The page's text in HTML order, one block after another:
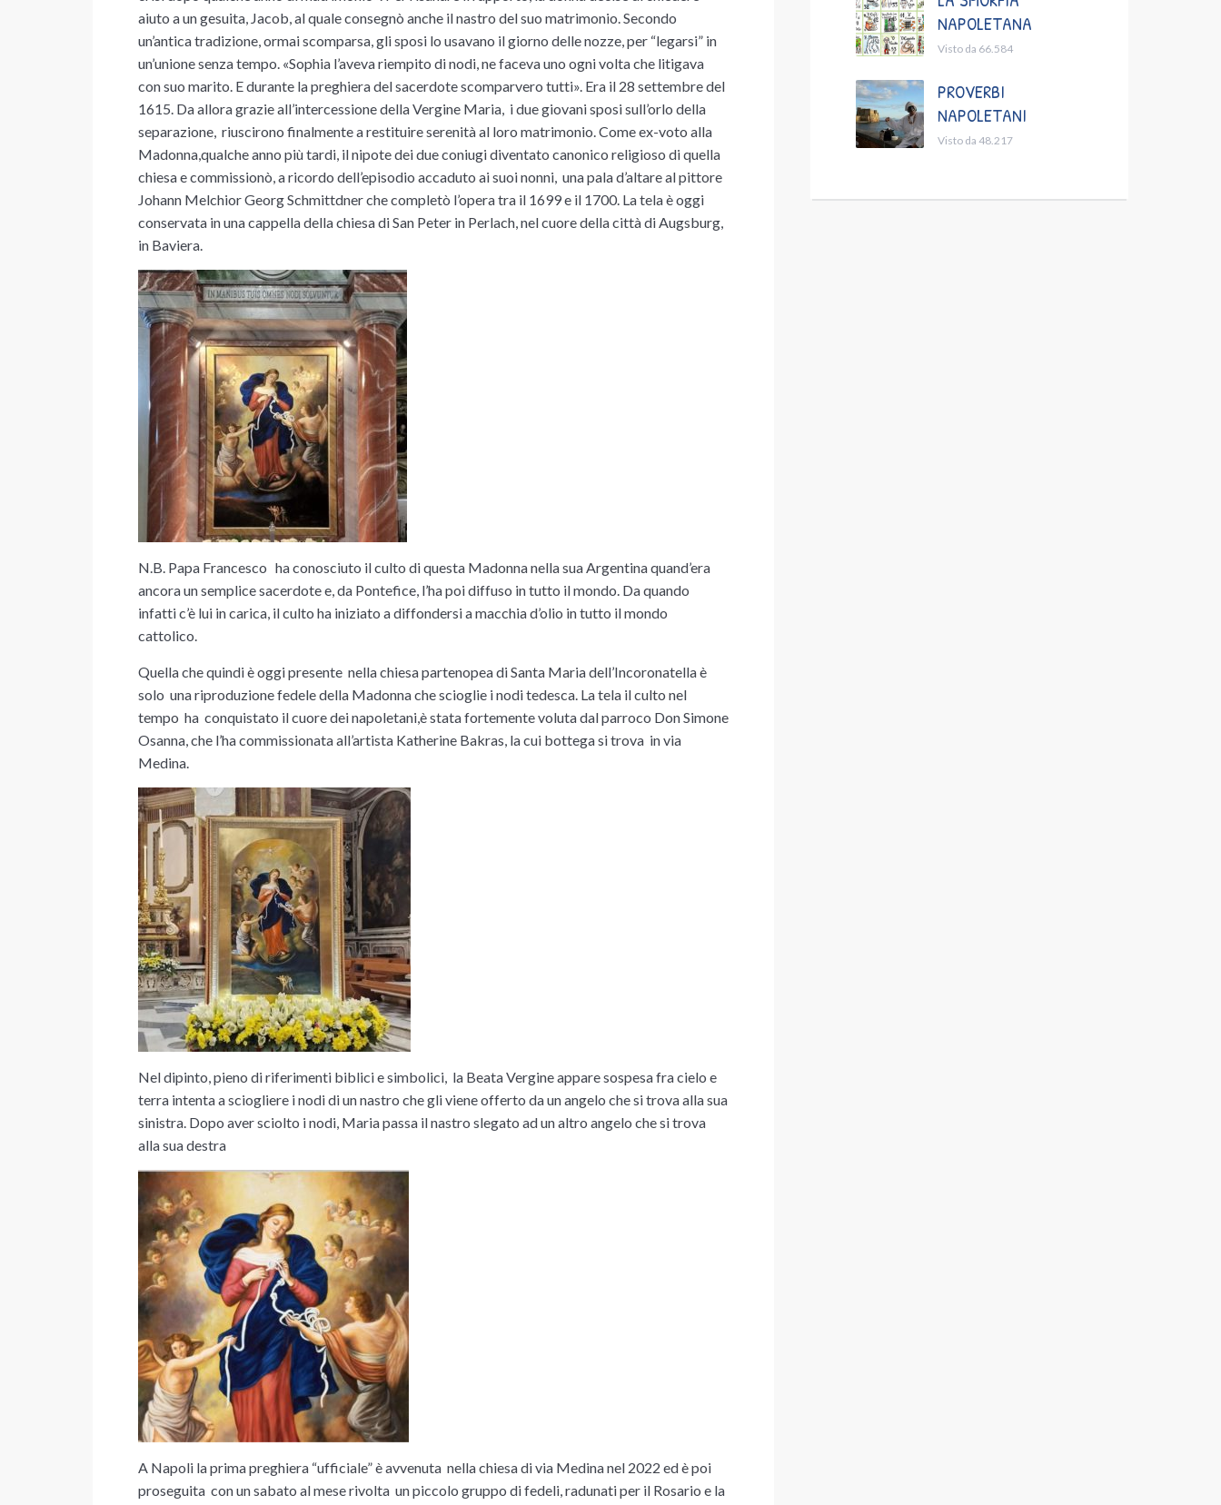
aiuto a un gesuita, Jacob, al quale consegnò anche il nastro del suo matrimonio. Secondo
un’antica tradizione, ormai scomparsa, gli sposi lo usavano il giorno delle nozze, per “legarsi” in
un’unione senza tempo. «Sophia l’aveva riempito di nodi, ne faceva uno ogni volta che litigava
con suo marito. E durante la preghiera del sacerdote scomparvero tutti». Era il 28 settembre del
1615. Da alloragrazie all’intercessione della Vergine Maria, i due giovani sposi sull’orlo della
separazione, riuscirono finalmente a restituire serenità al loro matrimonio. Come ex-voto alla
Madonna,qualche anno più tardi, il nipote dei due coniugi diventato canonico religioso di quella
chiesa e commissionò, a ricordo dell’episodio accaduto ai suoi nonni, una pala d’altare al pittore
Johann Melchior Georg Schmittdner che completò l’opera tra il 1699 e il 1700. La tela è oggi
conservata in una cappella della chiesa di San Peter in Perlach, nel cuore della città di Augsburg,
in Baviera.
N.B. Papa Francesco ha conosciuto il culto di questa Madonna nella sua Argentina quand’era
ancora un semplice sacerdote e, da Pontefice, l’ha poi diffuso in tutto il mondo. Da quando
infatti c’è lui in carica, il culto ha iniziato a diffondersi a macchia d’olio in tutto il mondo
cattolico.
Quella che quindi è oggi presente nella chiesa partenopea diSanta Maria dell’Incoronatellaè
solo unariproduzionefedele della Madonna che scioglie i noditedesca. La tela il culto nel
tempo ha conquistato il cuore dei napoletani,è stata fortemente voluta dalparroco Don Simone
Osanna, che l’ha commissionata all’artista Katherine Bakras, la cui bottega si trova in via
Medina.
Nel dipinto, pieno di riferimenti biblici e simbolici, la Beata Vergine appare sospesa fra cielo e
terra intenta a sciogliere i nodi di un nastro che gli viene offerto da un angelo che si trova alla sua
sinistra. Dopo aver sciolto i nodi, Maria passa il nastro slegato ad un altro angelo che si trova
alla sua destra
A Napoli la prima preghiera “ufficiale” è avvenuta nella chiesa di via Medina nel 2022 ed è poi
proseguita con un sabato al mese rivolta un piccolo gruppo di fedeli, radunati per il Rosario e la
NAPOLETANA
Visto da 66.584
PROVERBI
NAPOLETANI
Visto da 48.217